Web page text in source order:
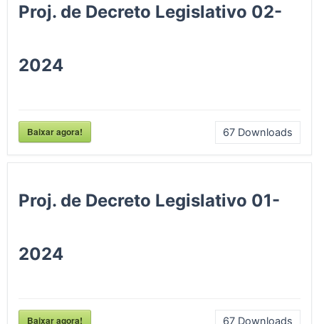
Proj. de Decreto Legislativo 02-
2024
Baixar agora! 67 Downloads
Proj. de Decreto Legislativo 01-
2024
Baixar agora! 67 Downloads